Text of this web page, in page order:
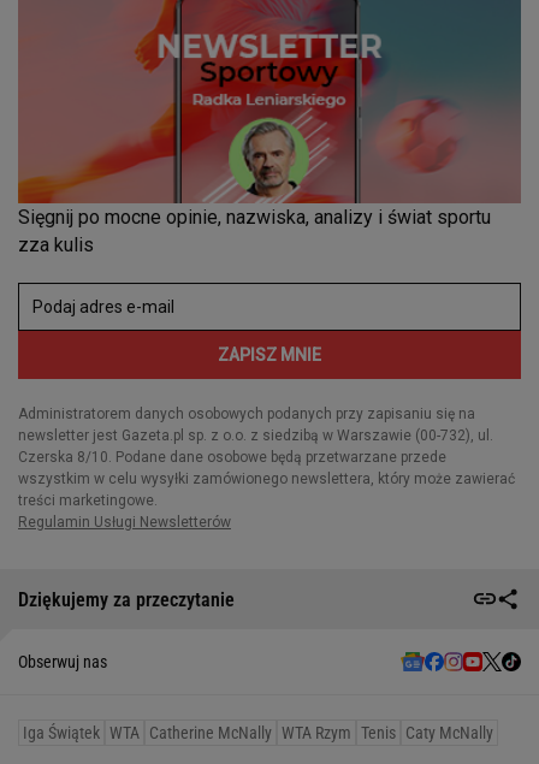
Dziękujemy za przeczytanie
Obserwuj nas
Iga Świątek WTA Catherine McNally WTA Rzym Tenis Caty McNally